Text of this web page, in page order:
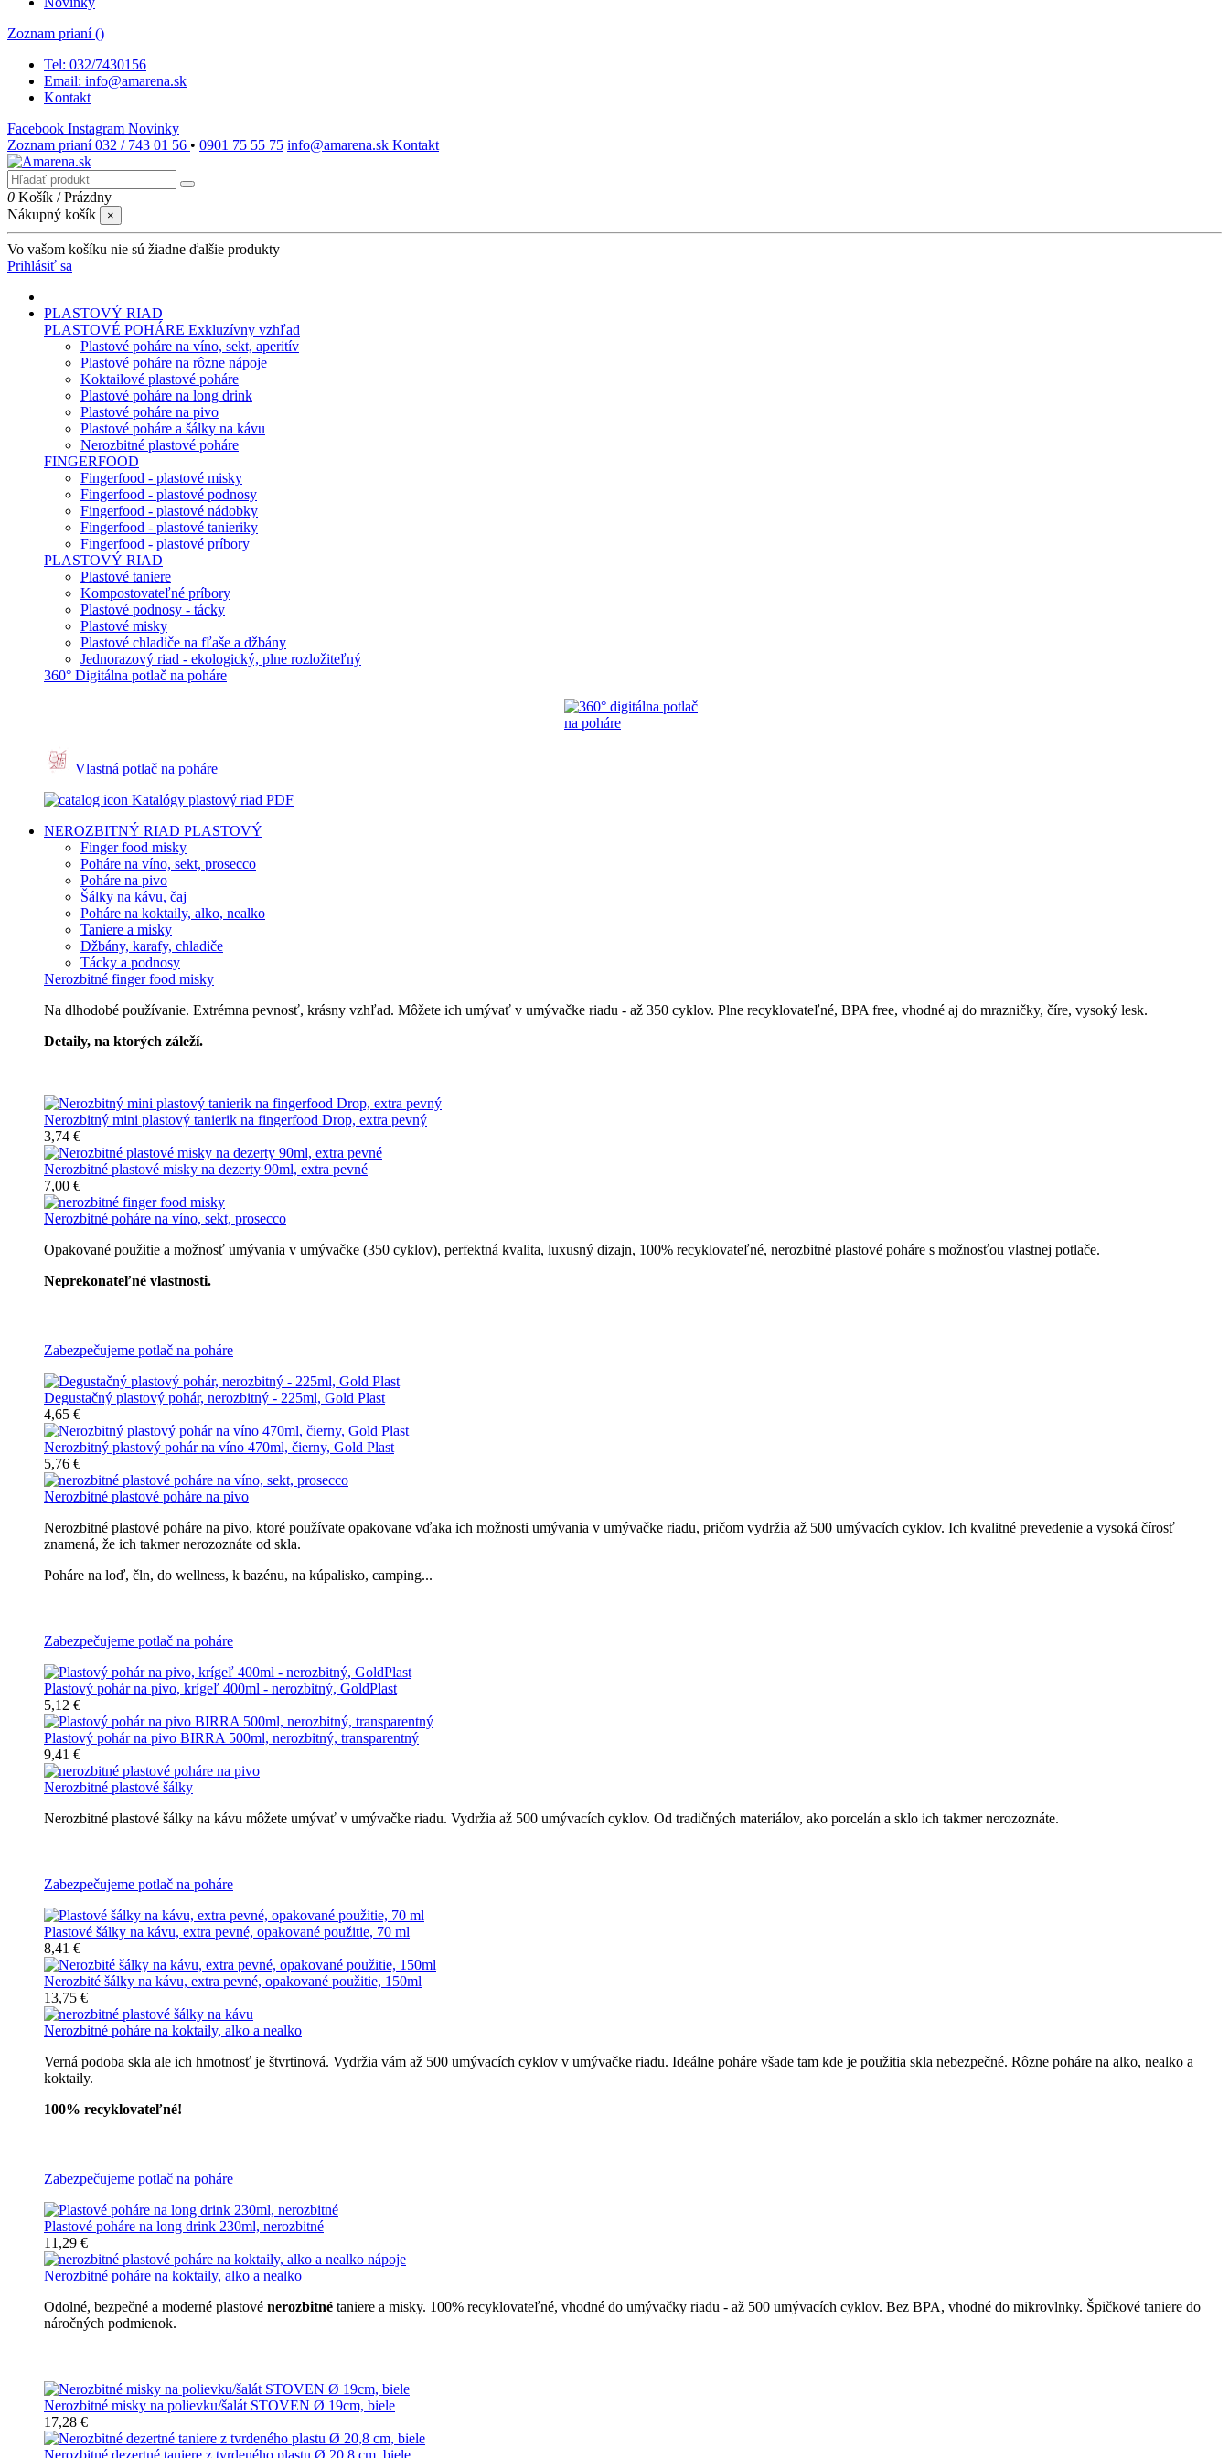
Zoznam prianí ()
Tel: 032/7430156
Email: info@amarena.sk
Kontakt
Facebook Instagram Novinky
Zoznam prianí 032 / 743 01 56 • 0901 75 55 75 info@amarena.sk Kontakt
0 Košík /Prázdny
Nákupný košík
×
Vo vašom košíku nie sú žiadne ďalšie produkty
Prihlásiť sa
PLASTOVÝ RIAD
PLASTOVÉ POHÁRE Exkluzívny vzhľad
Plastové poháre na víno, sekt, aperitív
Plastové poháre na rôzne nápoje
Koktailové plastové poháre
Plastové poháre na long drink
Plastové poháre na pivo
Plastové poháre a šálky na kávu
Nerozbitné plastové poháre
FINGERFOOD
Fingerfood - plastové misky
Fingerfood - plastové podnosy
Fingerfood - plastové nádobky
Fingerfood - plastové tanieriky
Fingerfood - plastové príbory
PLASTOVÝ RIAD
Plastové taniere
Kompostovateľné príbory
Plastové podnosy - tácky
Plastové misky
Plastové chladiče na fľaše a džbány
Jednorazový riad - ekologický, plne rozložiteľný
360° Digitálna potlač na poháre
Vlastná potlač na poháre
Katalógy plastový riad PDF
NEROZBITNÝ RIAD PLASTOVÝ
Finger food misky
Poháre na víno, sekt, prosecco
Poháre na pivo
Šálky na kávu, čaj
Poháre na koktaily, alko, nealko
Taniere a misky
Džbány, karafy, chladiče
Tácky a podnosy
Nerozbitné finger food misky
Na dlhodobé používanie. Extrémna pevnosť, krásny vzhľad. Môžete ich umývať v umývačke riadu - až 350 cyklov. Plne recyklovateľné, BPA free, vhodné aj do mrazničky, číre, vysoký lesk.
Detaily, na ktorých záleží.
Nerozbitný mini plastový tanierik na fingerfood Drop, extra pevný
3,74 €
Nerozbitné plastové misky na dezerty 90ml, extra pevné
7,00 €
Nerozbitné poháre na víno, sekt, prosecco
Opakované použitie a možnosť umývania v umývačke (350 cyklov), perfektná kvalita, luxusný dizajn, 100% recyklovateľné, nerozbitné plastové poháre s možnosťou vlastnej potlače.
Neprekonateľné vlastnosti.
Zabezpečujeme potlač na poháre
Degustačný plastový pohár, nerozbitný - 225ml, Gold Plast
4,65 €
Nerozbitný plastový pohár na víno 470ml, čierny, Gold Plast
5,76 €
Nerozbitné plastové poháre na pivo
Nerozbitné plastové poháre na pivo, ktoré používate opakovane vďaka ich možnosti umývania v umývačke riadu, pričom vydržia až 500 umývacích cyklov. Ich kvalitné prevedenie a vysoká čírosť
znamená, že ich takmer nerozoznáte od skla.
Poháre na loď, čln, do wellness, k bazénu, na kúpalisko, camping...
Zabezpečujeme potlač na poháre
Plastový pohár na pivo, krígeľ 400ml - nerozbitný, GoldPlast
5,12 €
Plastový pohár na pivo BIRRA 500ml, nerozbitný, transparentný
9,41 €
Nerozbitné plastové šálky
Nerozbitné plastové šálky na kávu môžete umývať v umývačke riadu. Vydržia až 500 umývacích cyklov. Od tradičných materiálov, ako porcelán a sklo ich takmer nerozoznáte.
Zabezpečujeme potlač na poháre
Plastové šálky na kávu, extra pevné, opakované použitie, 70 ml
8,41 €
Nerozbité šálky na kávu, extra pevné, opakované použitie, 150ml
13,75 €
Nerozbitné poháre na koktaily, alko a nealko
Verná podoba skla ale ich hmotnosť je štvrtinová. Vydržia vám až 500 umývacích cyklov v umývačke riadu. Ideálne poháre všade tam kde je použitia skla nebezpečné. Rôzne poháre na alko, nealko a
koktaily.
100% recyklovateľné!
Zabezpečujeme potlač na poháre
Plastové poháre na long drink 230ml, nerozbitné
11,29 €
Nerozbitné poháre na koktaily, alko a nealko
Odolné, bezpečné a moderné plastové nerozbitné taniere a misky. 100% recyklovateľné, vhodné do umývačky riadu - až 500 umývacích cyklov. Bez BPA, vhodné do mikrovlnky. Špičkové taniere do
náročných podmienok.
Nerozbitné misky na polievku/šalát STOVEN Ø 19cm, biele
17,28 €
Nerozbitné dezertné taniere z tvrdeného plastu Ø 20,8 cm, biele